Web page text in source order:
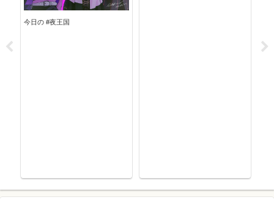
今日の #夜王国